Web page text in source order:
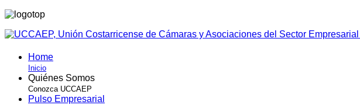
Home
Inicio
Quiénes Somos
Conozca UCCAEP
Pulso Empresarial